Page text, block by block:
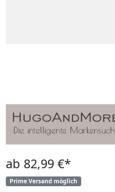
ab 82,99 €*
Prime Versand möglich